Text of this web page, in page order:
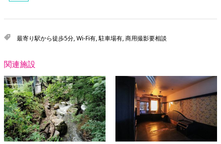
最寄り駅から徒歩5分,Wi-Fi有,駐車場有,商用撮影要相談
関連施設